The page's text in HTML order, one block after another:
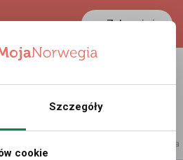
Zaloguj się
reklama
Szczegóły
cookie